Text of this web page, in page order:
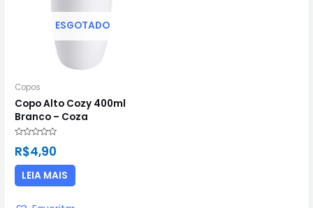
ESGOTADO
Copos
Copo Alto Cozy 400ml
Branco – Coza
0
5
R$4,90
LEIA MAIS